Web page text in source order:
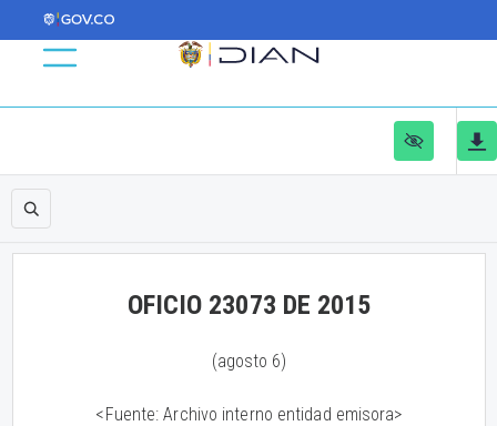
OFICIO 23073 DE 2015
(agosto 6)
<Fuente: Archivo interno entidad emisora>